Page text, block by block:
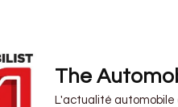
The
L'actualité automobile